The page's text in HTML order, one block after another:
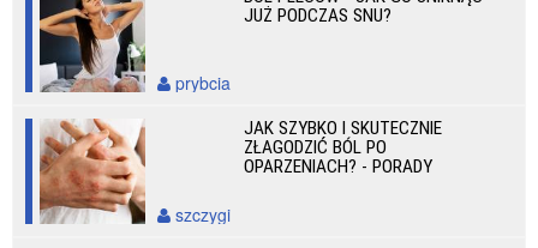
JUŻ PODCZAS SNU?
prybcia
JAK SZYBKO I SKUTECZNIE
ZŁAGODZIĆ BÓL PO
OPARZENIACH? - PORADY
szczygi